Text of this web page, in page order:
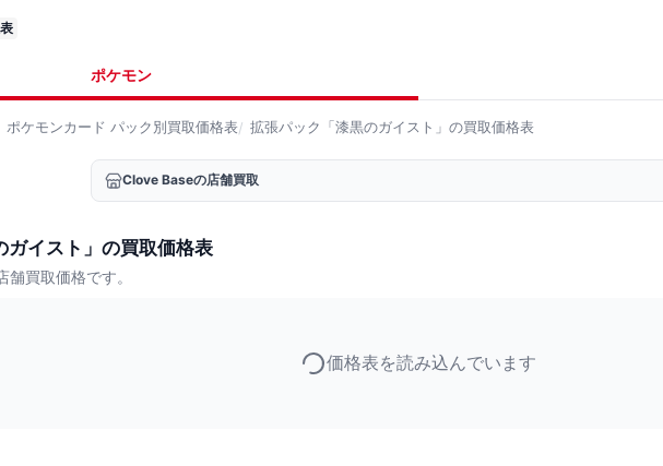
ポケモン
ポケモンカード パック別買取価格表 拡張パック「漆黒のガイスト」の買取価格表
Clove Baseの店舗買取
ガイスト」の買取価格表
舗買取価格です。
価格表を読み込んでいます